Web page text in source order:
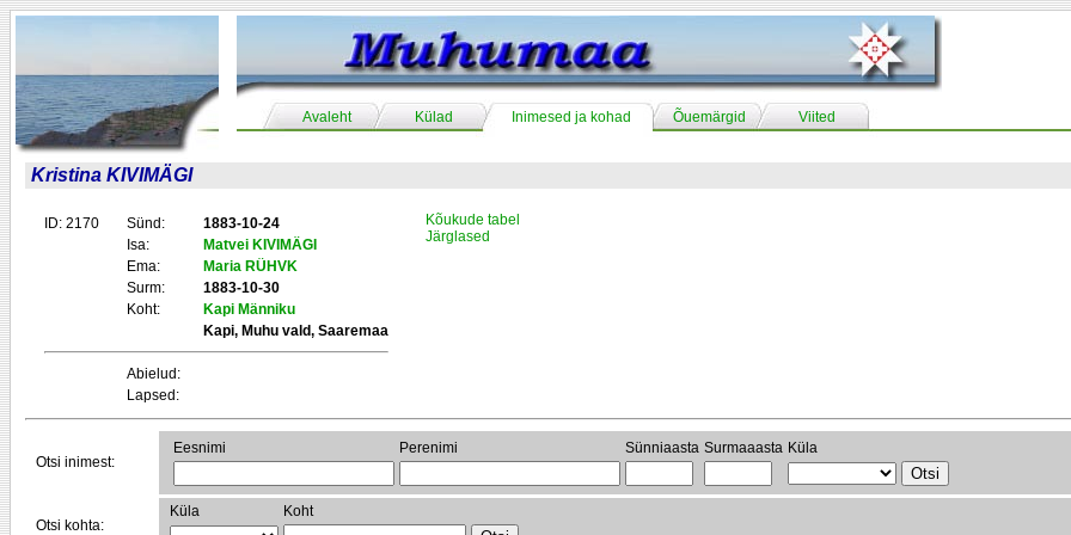
Avaleht Külad Inimesed ja kohad Õuemärgid Viited
Kristina KIVIMÄGI
ID: 2170 Sünd:
1883-10-24
Isa:
Matvei KIVIMÄGI
Ema:
Maria RÜHVK
Surm:
1883-10-30
Koht:
Kapi Männiku
Kapi, Muhu vald, Saaremaa
Abielud:
Lapsed:
Kõukude tabel
Järglased
Otsi inimest:
Eesnimi Perenimi Sünniaasta Surmaaasta Küla
Otsi kohta:
Küla Koht